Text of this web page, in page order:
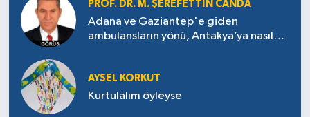
PROF. DR. M. ŞEREFETTIN CANDA
Adana ve Gaziantep'e giden
ambulansların yönü, Antakya’ya nasıl
AYSEL KORKUT
Kurtulalım öyleyse